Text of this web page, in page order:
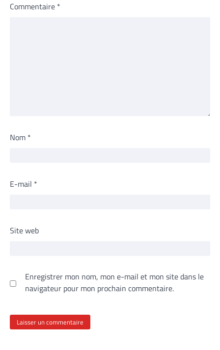
Commentaire *
Nom *
E-mail *
Site web
Enregistrer mon nom, mon e-mail et mon site dans le
navigateur pour mon prochain commentaire.